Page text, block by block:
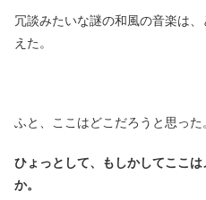
冗談みたいな謎の和風の音楽は
えた。
ふと、ここはどこだろうと思った
ひょっとして、もしかしてここ
か。